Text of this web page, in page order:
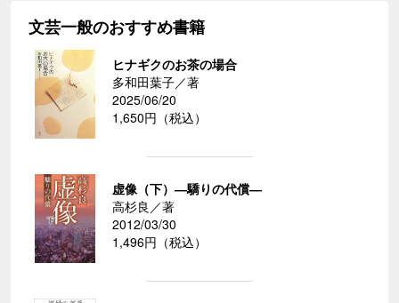
文芸一般のおすすめ書籍
ヒナギクのお茶の場合
多和田葉子／著
2025/06/20
1,650円（税込）
虚像（下）―驕りの代償―
高杉良／著
2012/03/30
1,496円（税込）